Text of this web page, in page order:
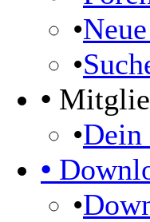
•
•
•
•Dein
•
•